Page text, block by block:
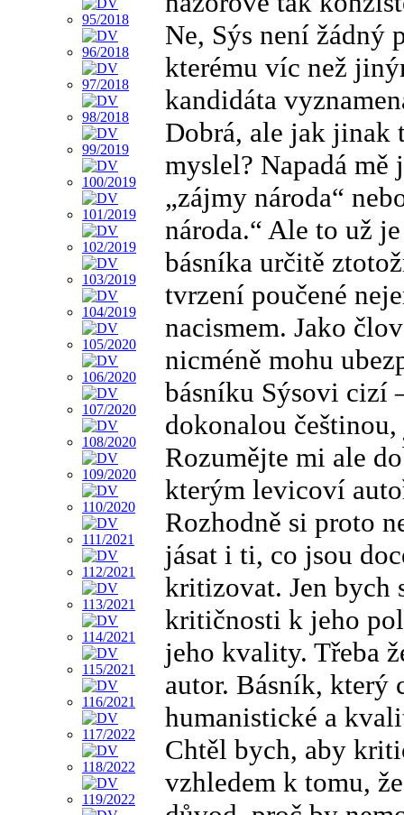
Ne, Sýs není žádný
kterému víc než
kandidáta
Dobrá, ale jak jinak
myslel? Napadá
„zájmy národa“
národa.“ Ale to už
básníka určitě
tvrzení poučené
nacismem. Jako
nicméně mohu
básníku Sýsovi cizí
dokonalou
Rozumějte mi ale
kterým levicoví
Rozhodně si proto
jásat i ti, co jsou
kritizovat. Jen bych
kritičnosti k jeho
jeho kvality. Třeba
autor. Básník, který
humanistické a
Chtěl bych, aby
vzhledem k tomu,